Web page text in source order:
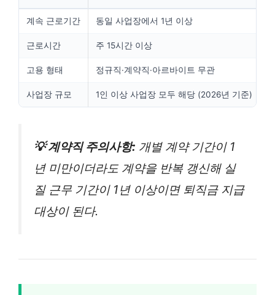
계속 근로기간 동일 사업장에서 1년 이상
근로시간 주 15시간 이상
고용 형태 정규직·계약직·아르바이트 무관
사업장 규모 1인 이상 사업장 모두 해당 (2026년 기준)
💡 계약직 주의사항: 개별 계약 기간이 1
년 미만이더라도 계약을 반복 갱신해 실
질 근무 기간이 1년 이상이면 퇴직금 지급
대상이 된다.